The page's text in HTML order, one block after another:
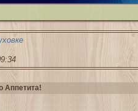
Аппетита!